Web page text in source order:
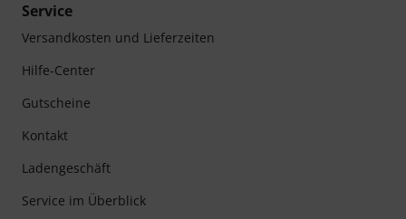
Service
Versandkosten und Lieferzeiten
Hilfe-Center
Gutscheine
Kontakt
Ladengeschäft
Service im Überblick